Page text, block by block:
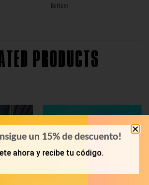
Bottom
PRODUCTS
un 15% de descuento!
ahora y recibe tu código.